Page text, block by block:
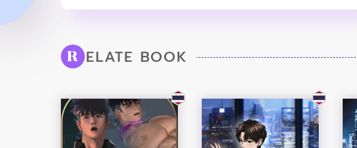
R ELATE BOOK